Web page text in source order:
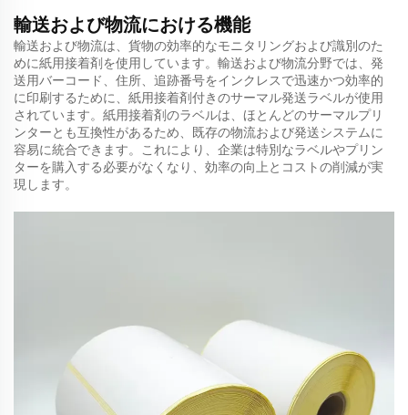
輸送および物流における機能
輸送および物流は、貨物の効率的なモニタリングおよび識別のた
めに紙用接着剤を使用しています。輸送および物流分野では、発
送用バーコード、住所、追跡番号をインクレスで迅速かつ効率的
に印刷するために、紙用接着剤付きのサーマル発送ラベルが使用
されています。紙用接着剤のラベルは、ほとんどのサーマルプリ
ンターとも互換性があるため、既存の物流および発送システムに
容易に統合できます。これにより、企業は特別なラベルやプリン
ターを購入する必要がなくなり、効率の向上とコストの削減が実
現します。